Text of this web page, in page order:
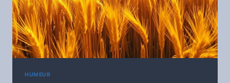
HUMEUR